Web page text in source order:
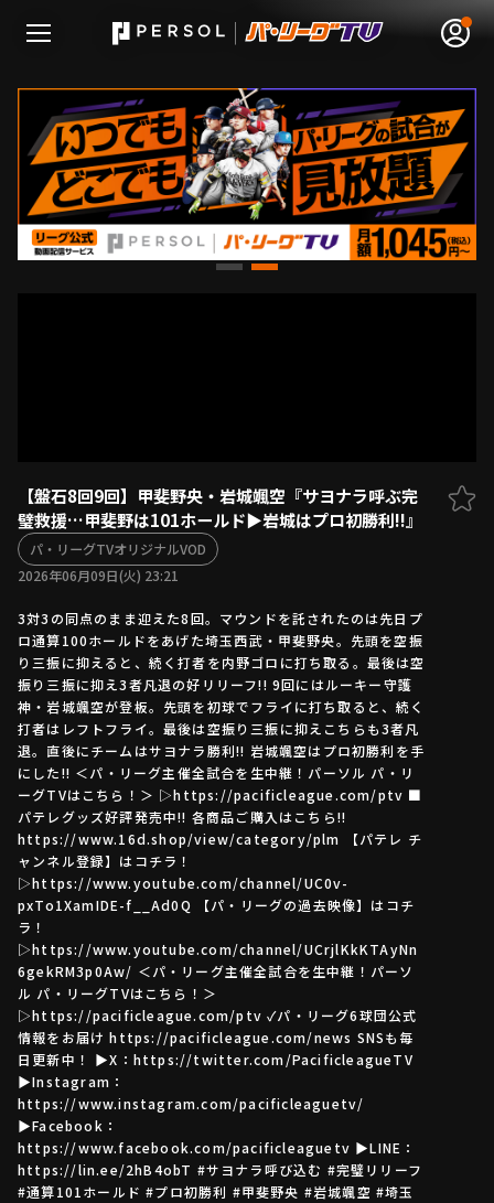
無料アカウント登録 ログイン
HOME
ファーム東地区
ファーム中地区
ファーム西地区
交流戦
選手名鑑
選手名鑑トップ
北海道日本ハムファイターズ
東北楽天ゴールデンイーグルス
埼玉西武ライオンズ
千葉ロッテマリーンズ
オリックス・バファローズ
福岡ソフトバンクホークス
ニュース
設定
利用規約 プライバシーポリシー
運営会社（別ウィンドウで開く） よくある質問
特定商取引法の表示 アルバイト募集 （別ウィンドウで開く
【盤石8回9回】甲斐野央・岩城颯空『サヨナラ呼ぶ完
璧救援…甲斐野は101ホールド▶︎岩城はプロ初勝利!!』
パ・リーグTVオリジナルVOD
2026年06月09日(火) 23:21
3対3の同点のまま迎えた8回。マウンドを託されたのは先日プ
ロ通算100ホールドをあげた埼玉西武・甲斐野央。先頭を空振
り三振に抑えると、続く打者を内野ゴロに打ち取る。最後は空
振り三振に抑え3者凡退の好リリーフ!! 9回にはルーキー守護
神・岩城颯空が登板。先頭を初球でフライに打ち取ると、続く
打者はレフトフライ。最後は空振り三振に抑えこちらも3者凡
退。直後にチームはサヨナラ勝利!! 岩城颯空はプロ初勝利を手
にした!! ＜パ・リーグ主催全試合を生中継！パーソル パ・リ
ーグTVはこちら！＞ ▷https://pacificleague.com/ptv ■
パテレグッズ好評発売中!! 各商品ご購入はこちら!!
https://www.16d.shop/view/category/plm 【パテレ チ
ャンネル登録】はコチラ！
▷https://www.youtube.com/channel/UC0v-
pxTo1XamIDE-f__Ad0Q 【パ・リーグの過去映像】はコチ
ラ！
▷https://www.youtube.com/channel/UCrjlKkKTAyNn
6gekRM3p0Aw/ ＜パ・リーグ主催全試合を生中継！パーソ
ル パ・リーグTVはこちら！＞
▷https://pacificleague.com/ptv ✓パ・リーグ6球団公式
情報をお届け https://pacificleague.com/news SNSも毎
日更新中！ ▶X：https://twitter.com/PacificleagueTV
▶Instagram：
https://www.instagram.com/pacificleaguetv/
▶Facebook：
https://www.facebook.com/pacificleaguetv ▶LINE：
https://lin.ee/2hB4obT #サヨナラ呼び込む #完璧リリーフ
#通算101ホールド #プロ初勝利 #甲斐野央 #岩城颯空 #埼玉